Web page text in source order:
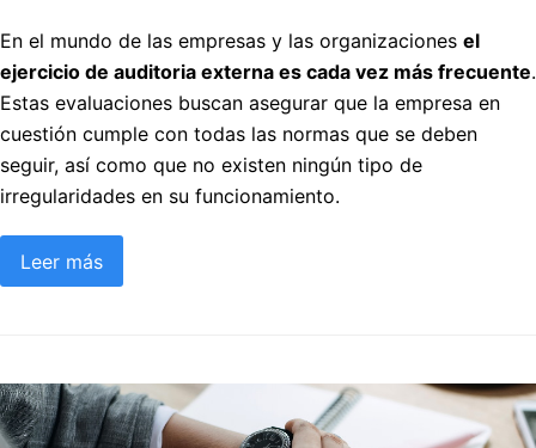
En el mundo de las empresas y las organizaciones el
ejercicio de auditoria externa es cada vez más frecuente.
Estas evaluaciones buscan asegurar que la empresa en
cuestión cumple con todas las normas que se deben
seguir, así como que no existen ningún tipo de
irregularidades en su funcionamiento.
Leer más